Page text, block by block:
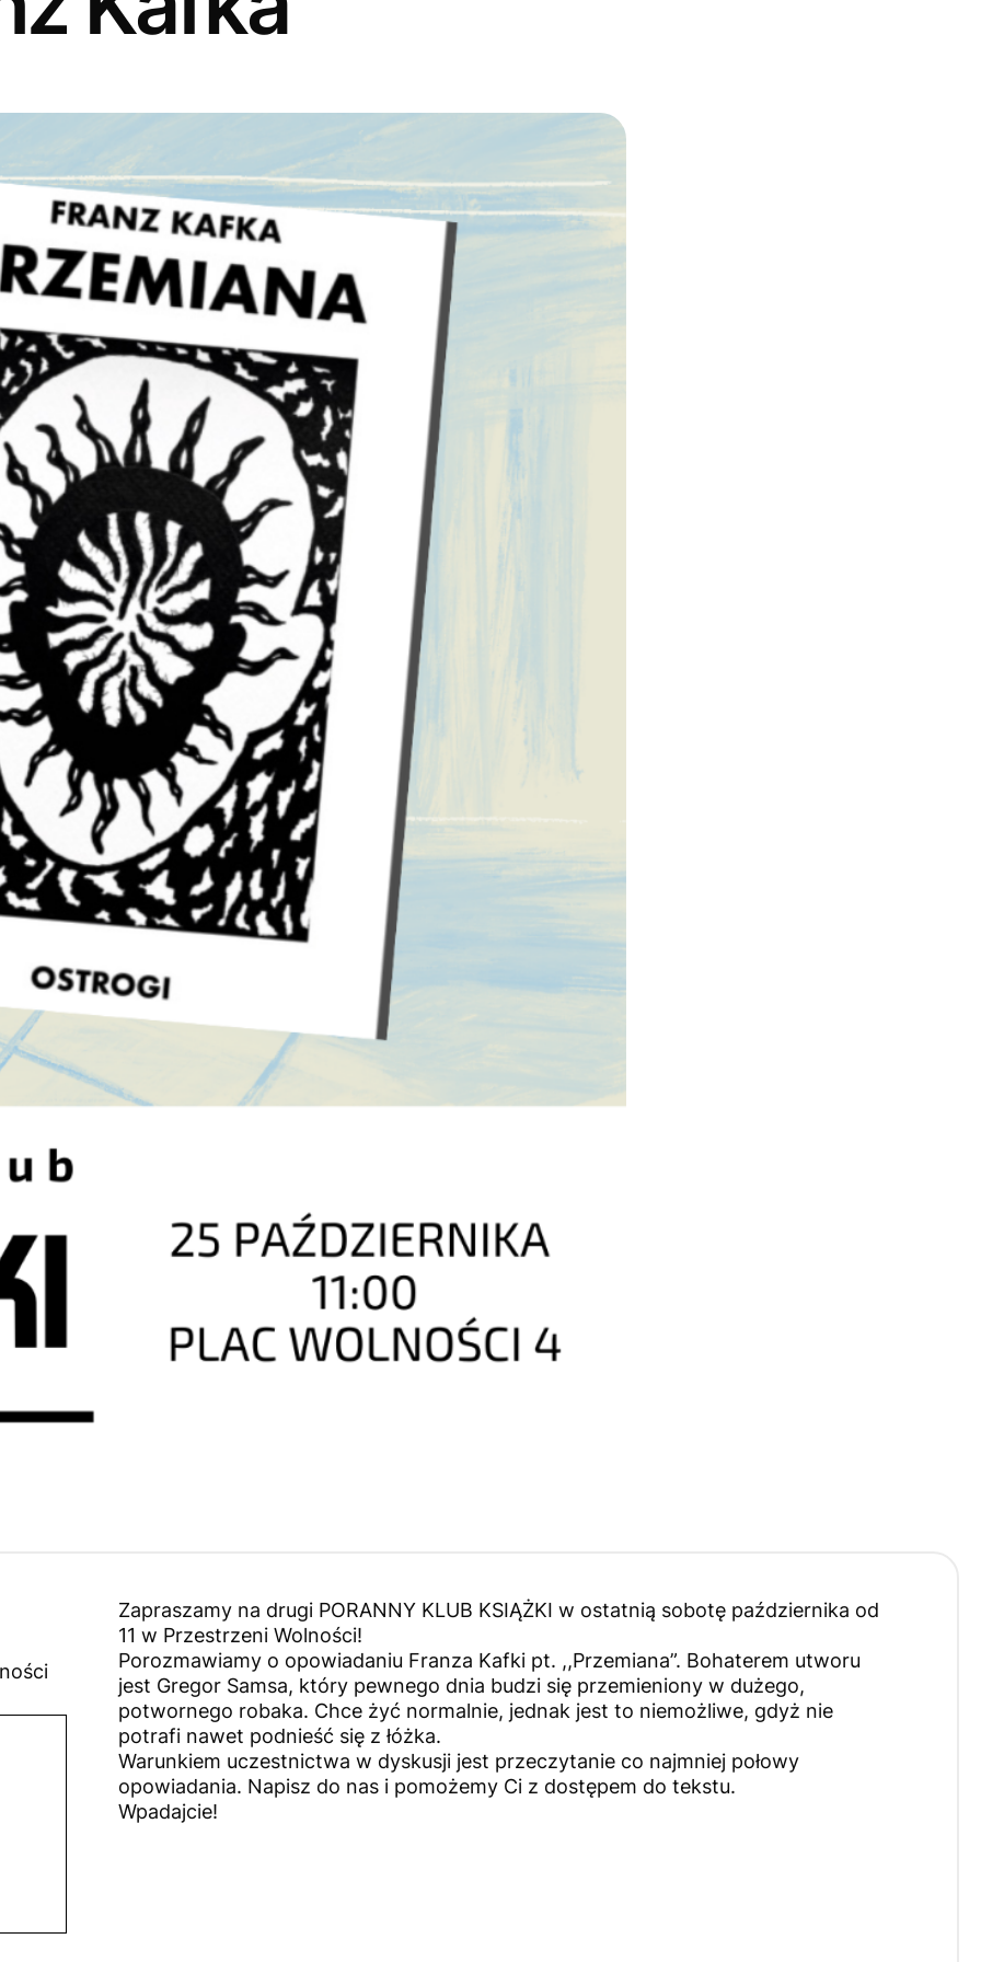
Zapraszamy na drugi PORANNY KLUB KSIĄŻKI w ostatnią sobotę października od
11 w Przestrzeni Wolności!
Porozmawiamy o opowiadaniu Franza Kafki pt. ,,Przemiana”. Bohaterem utworu
jest Gregor Samsa, który pewnego dnia budzi się przemieniony w dużego,
potwornego robaka. Chce żyć normalnie, jednak jest to niemożliwe, gdyż nie
potrafi nawet podnieść się z łóżka.
Warunkiem uczestnictwa w dyskusji jest przeczytanie co najmniej połowy
opowiadania. Napisz do nas i pomożemy Ci z dostępem do tekstu.
Wpadajcie!